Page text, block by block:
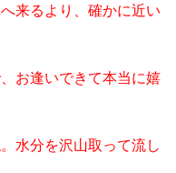
来るより、確かに近い
お逢いできて本当に嬉
水分を沢山取って流し